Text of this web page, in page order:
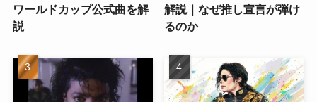
ワールドカップ公式曲を解
説
解説｜なぜ推し宣言が弾け
るのか